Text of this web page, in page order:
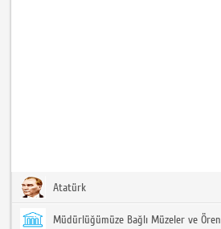
Atatürk
Müdürlüğümüze Bağlı Müzeler ve